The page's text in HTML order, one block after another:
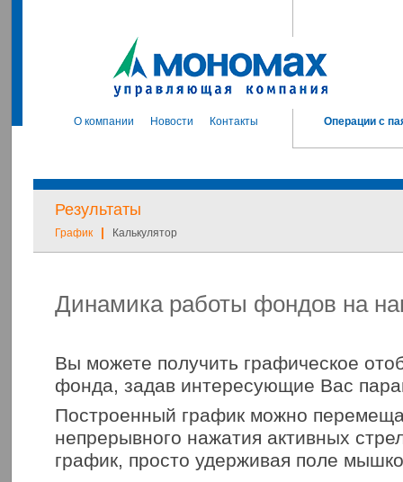
О компании Новости Контакты Операции с
Результаты
График | Калькулятор
Динамика работы фондов на
Вы можете получить графическое
фонда, задав интересующие Вас
Построенный график можно
непрерывного нажатия активных
график, просто удерживая поле